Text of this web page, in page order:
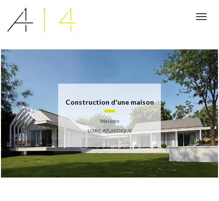
Construction d'une maison
Maisons
LOIRE-ATLANTIQUE